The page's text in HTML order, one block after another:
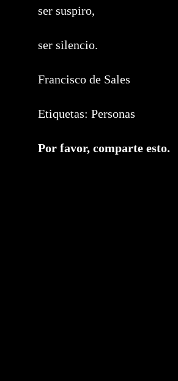
ser suspiro,
ser silencio.
Francisco de Sales
Etiquetas: Personas
Por favor, comparte esto.